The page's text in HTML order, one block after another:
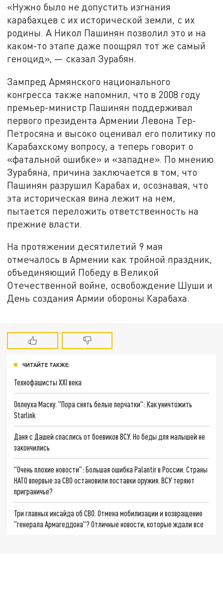
«Нужно было не допустить изгнания
карабахцев с их исторической земли, с их
родины. А Никол Пашинян позволил это и на
каком-то этапе даже поощрял тот же самый
геноцид», — сказал Зурабян.
Зампред Армянского национального
конгресса также напомнил, что в 2008 году
премьер-министр Пашинян поддерживал
первого президента Армении Левона Тер-
Петросяна и высоко оценивал его политику по
Карабахскому вопросу, а теперь говорит о
«фатальной ошибке» и «западне». По мнению
Зурабяна, причина заключается в том, что
Пашинян разрушил Карабах и, осознавая, что
эта историческая вина лежит на нем,
пытается переложить ответственность на
прежние власти.
На протяжении десятилетий 9 мая
отмечалось в Армении как тройной праздник,
объединяющий Победу в Великой
Отечественной войне, освобождение Шуши и
День создания Армии обороны Карабаха.
ЧИТАЙТЕ ТАКЖЕ:
Технофашисты XXI века
Оплеуха Маску. "Пора снять белые перчатки": Как уничтожить
Starlink
Даня с Дашей спаслись от боевиков ВСУ. Но беды для малышей не
закончились
"Очень плохие новости": Большая ошибка Palantir в России. Страны
НАТО впервые за СВО остановили поставки оружия. ВСУ теряют
приграничье?
Три главных инсайда об СВО. Отмена мобилизации и возвращение
"генерала Армагеддона"? Отличные новости, которые ждали все